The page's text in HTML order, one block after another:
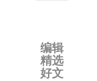
编辑
精选
好文